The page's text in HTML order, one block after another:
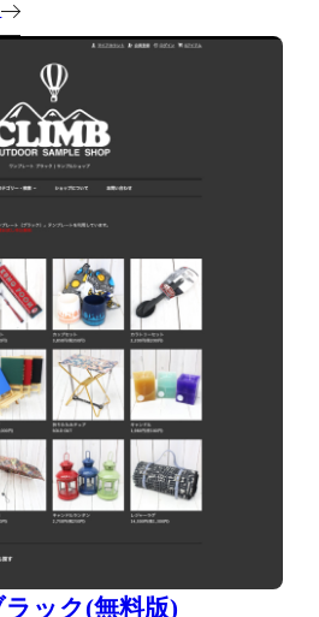
ック(無料版)